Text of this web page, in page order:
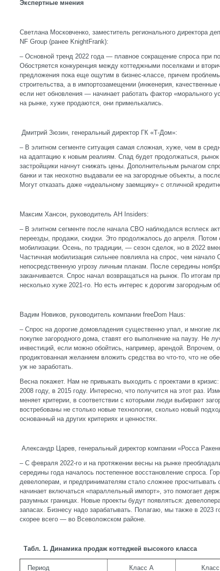
Экспертные мнения
Светлана Московченко, заместитель регионального директора
NF Group (ранее KnightFrank):
– Основной тренд 2022 года — плавное сокращение спроса при
Обостряется конкуренция между коттеджными поселками и
предложения пока еще ощутим в бизнес-классе, причем
строительства, а в импортозамещении (инженерия,
если нет обновления — начинает работать фактор «морального
на рынке, хуже продаются, они примелькались.
Дмитрий Зюзин, генеральный директор ГК «Т-Дом»:
– В элитном сегменте ситуация самая сложная, хуже, чем в
на адаптацию к новым реалиям. Спад будет продолжаться, рынок
застройщики начнут снижать цены. Дополнительным рычагом
банки и так неохотно выдавали ее на загородные объекты, а
Могут отказать даже «идеальному заемщику» с отличной
Максим Хансон, руководитель АН Insiders:
– В элитном сегменте после начала СВО наблюдался всплеск
переезды, продажи, скидки. Это продолжалось до апреля. Потом
мобилизации. Осень, по традиции, — сезон сделок, но в 2022
Частичная мобилизация сильнее повлияла на спрос, чем начало
непосредственную угрозу личным планам. После середины
заканчивается. Спрос начал возвращаться на рынок. По итогам
несколько хуже 2021-го. Но есть интерес к дорогим загородным
Вадим Новиков, руководитель компании freeDom Haus:
– Спрос на дорогие домовладения существенно упал, и многие
покупке загородного дома, ставят его выполнение на паузу. Не
инвестиций, если можно обойтись, например, арендой. Впрочем,
продиктованная желанием вложить средства во что-то, что не
уж не заработать.
Весна покажет. Нам не привыкать выходить с проектами в
2008 году, в 2015 году. Интересно, что получится на этот раз.
меняет критерии, в соответствии с которыми люди выбирают
востребованы не столько новые технологии, сколько новый
основанный на других критериях и ценностях.
Александр Царев, генеральный директор компании «Росса
– С февраля 2022-го и на протяжении весны на рынке
середины года началось постепенное восстановление спроса.
девелоперам, и предпринимателям стало сложнее просчитывать
начинает включаться «параллельный импорт», это помогает
разумных границах. Новые проекты будут появляться:
запасах. Бизнесу надо зарабатывать. Полагаю, мы также в 2023
скорее всего — во Всеволожском районе.
Табл. 1. Динамика продаж коттеджей высокого класса
Период Класс А